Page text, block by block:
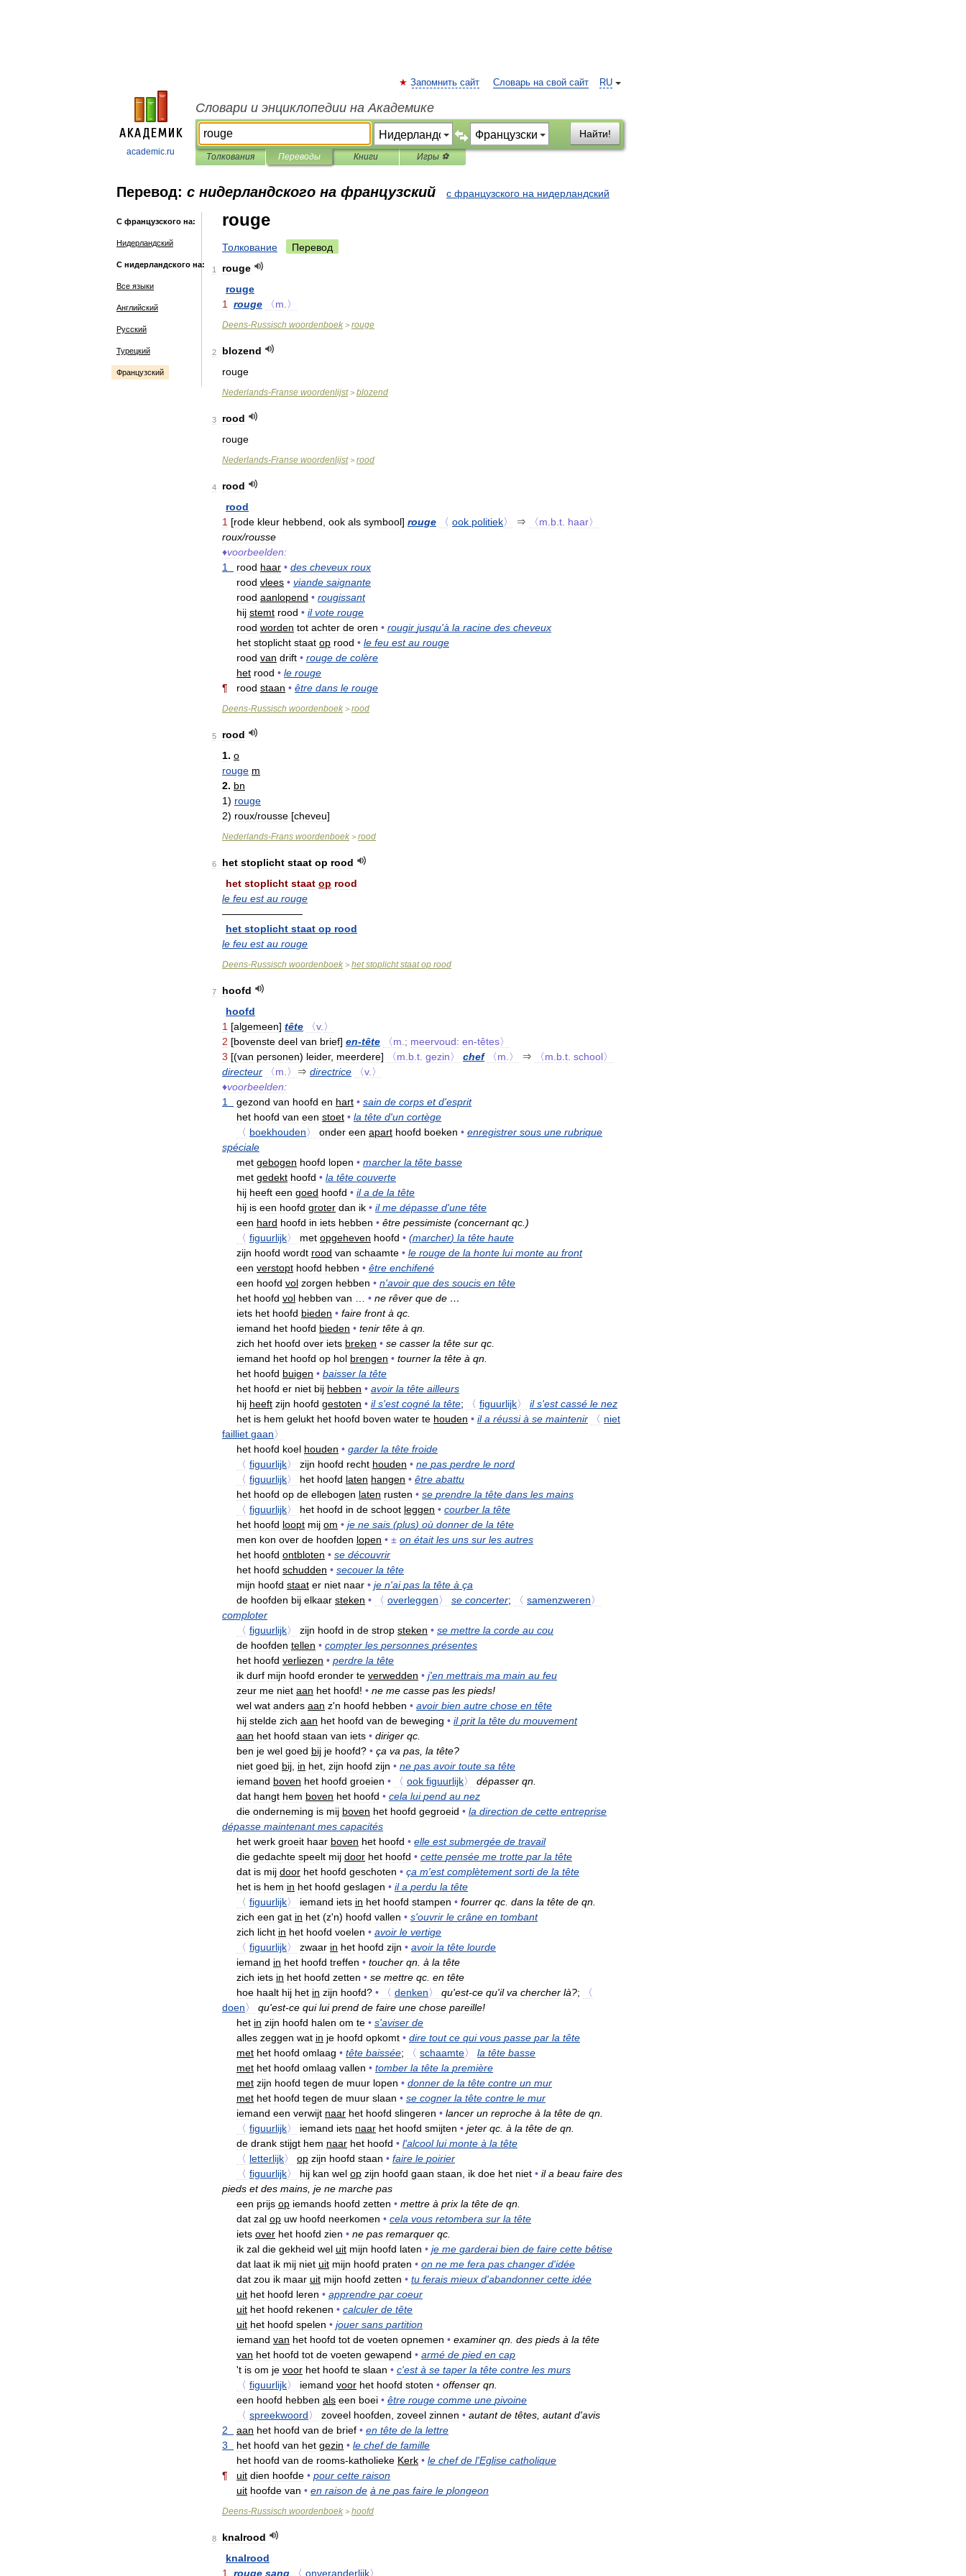
academic.ru
RU
Запомнить сайт Словарь на свой сайт
Словари и энциклопедии на Академике
Найти!
Толкования Переводы Книги Игры ⚽
Перевод: с нидерландского на французский с французского на нидерландский
С французского на:
Нидерландский
С нидерландского на:
Все языки
Английский
Русский
Турецкий
Французский
rouge
Толкование Перевод
1
rouge
rouge
1
rouge 〈m 〉
Deens-Russisch woordenboek > rouge
2
blozend
rouge
Nederlands-Franse woordenlijst> blozend
3
rood
rouge
Nederlands-Franse woordenlijst> rood
4
rood
rood
1 [rode kleur hebbend ook als symbool] rouge 〈 ook politiek〉 ⇒ 〈m b t haar〉
roux/rousse
♦voorbeelden:
1
rood haar • des cheveux roux
rood vlees • viande saignante
rood aanlopend • rougissant
hij stemt rood • il vote rouge
rood worden tot achter de oren • rougir jusqu'à la racine des cheveux
het stoplicht staat op rood • le feu est au rouge
rood van drift • rouge de colère
het rood • le rouge
¶ rood staan • être dans le rouge
Deens-Russisch woordenboek > rood
5
rood
1. o
rouge m
2. bn
1) rouge
2) roux/rousse [cheveu]
Nederlands-Frans woordenboek > rood
6 het stoplicht staat op rood
het stoplicht staat op rood
le feu est au rouge
————————
het stoplicht staat op rood
le feu est au rouge
Deens-Russisch woordenboek > het stoplicht staat op rood
7
hoofd
hoofd
1 [algemeen] tête 〈v. 〉
2 [bovenste deel van brief] en-tête 〈m .; meervoud: en-têtes〉
3 [(van personen) leider, meerdere] 〈m b t gezin〉 chef 〈m 〉 ⇒ 〈m b t school〉
directeur
〈m 〉 ⇒ directrice 〈v. 〉
♦voorbeelden:
1
gezond van hoofd en hart • sain de corps et d'esprit
het hoofd van een stoet • la tête d'un cortège
〈 boekhouden〉 onder een apart hoofd boeken • enregistrer sous une rubrique
spéciale
met gebogen hoofd lopen • marcher la tête basse
met gedekt hoofd • la tête couverte
hij heeft een goed hoofd • il a de la tête
hij is een hoofd groter dan ik • il me dépasse d'une tête
een hard hoofd in iets hebben • être pessimiste (concernant qc .)
〈 figuurlijk〉 met opgeheven hoofd • (marcher) la tête haute
zijn hoofd wordt rood van schaamte • le rouge de la honte lui monte au front
een verstopt hoofd hebben • être enchifené
een hoofd vol zorgen hebben • n'avoir que des soucis en tête
het hoofd vol hebben van • ne rêver que de …
iets het hoofd bieden • faire front à qc
iemand het hoofd bieden • tenir tête à qn
zich het hoofd over iets breken • se casser la tête sur qc
iemand het hoofd op hol brengen • tourner la tête à qn
het hoofd buigen • baisser la tête
het hoofd er niet bij hebben • avoir la tête ailleurs
hij heeft zijn hoofd gestoten • il s'est cogné la tête; 〈 figuurlijk〉 il s'est cassé le nez
het is hem gelukt het hoofd boven water te houden • il a réussi à se maintenir 〈 niet
failliet gaan〉
het hoofd koel houden • garder la tête froide
〈 figuurlijk〉 zijn hoofd recht houden • ne pas perdre le nord
〈 figuurlijk〉 het hoofd laten hangen • être abattu
het hoofd op de ellebogen laten rusten • se prendre la tête dans les mains
〈 figuurlijk〉 het hoofd in de schoot leggen • courber la tête
het hoofd loopt mij om • je ne sais (plus) où donner de la tête
men kon over de hoofden lopen • ± on était les uns sur les autres
het hoofd ontbloten • se découvrir
het hoofd schudden • secouer la tête
mijn hoofd staat er niet naar • je n'ai pas la tête à ça
de hoofden bij elkaar steken • 〈 overleggen〉 se concerter; 〈 samenzweren〉
comploter
〈 figuurlijk〉 zijn hoofd in de strop steken • se mettre la corde au cou
de hoofden tellen • compter les personnes présentes
het hoofd verliezen • perdre la tête
ik durf mijn hoofd eronder te verwedden • j'en mettrais ma main au feu
zeur me niet aan het hoofd! • ne me casse pas les pieds!
wel wat anders aan z'n hoofd hebben • avoir bien autre chose en tête
hij stelde zich aan het hoofd van de beweging • il prit la tête du mouvement
aan het hoofd staan van iets • diriger qc
ben je wel goed bij je hoofd? • ça va pas la tête?
niet goed bij in het zijn hoofd zijn • ne pas avoir toute sa tête
iemand boven het hoofd groeien • 〈 ook figuurlijk〉 dépasser qn
dat hangt hem boven het hoofd • cela lui pend au nez
die onderneming is mij boven het hoofd gegroeid • la direction de cette entreprise
dépasse maintenant mes capacités
het werk groeit haar boven het hoofd • elle est submergée de travail
die gedachte speelt mij door het hoofd • cette pensée me trotte par la tête
dat is mij door het hoofd geschoten • ça m'est complètement sorti de la tête
het is hem in het hoofd geslagen • il a perdu la tête
〈 figuurlijk〉 iemand iets in het hoofd stampen • fourrer qc dans la tête de qn
zich een gat in het (z'n) hoofd vallen • s'ouvrir le crâne en tombant
zich licht in het hoofd voelen • avoir le vertige
〈 figuurlijk〉 zwaar in het hoofd zijn • avoir la tête lourde
iemand in het hoofd treffen • toucher qn à la tête
zich iets in het hoofd zetten • se mettre qc en tête
hoe haalt hij het in zijn hoofd? • 〈 denken〉 qu'est-ce qu'il va chercher là?;
〈
doen〉 qu'est-ce qui lui prend de faire une chose pareille!
het in zijn hoofd halen om te • s'aviser de
alles zeggen wat in je hoofd opkomt • dire tout ce qui vous passe par la tête
met het hoofd omlaag • tête baissée; 〈 schaamte〉 la tête basse
met het hoofd omlaag vallen • tomber la tête la première
met zijn hoofd tegen de muur lopen • donner de la tête contre un mur
met het hoofd tegen de muur slaan • se cogner la tête contre le mur
iemand een verwijt naar het hoofd slingeren • lancer un reproche à la tête de qn
〈 figuurlijk〉 iemand iets naar het hoofd smijten • jeter qc à la tête de qn
de drank stijgt hem naar het hoofd • l'alcool lui monte à la tête
〈 letterlijk〉 op zijn hoofd staan • faire le poirier
〈 figuurlijk〉 hij kan wel op zijn hoofd gaan staan ik doe het niet • il a beau faire des
pieds et des mains je ne marche pas
een prijs op iemands hoofd zetten • mettre à prix la tête de qn
dat zal op uw hoofd neerkomen • cela vous retombera sur la tête
iets over het hoofd zien • ne pas remarquer qc
ik zal die gekheid wel uit mijn hoofd laten • je me garderai bien de faire cette bêtise
dat laat ik mij niet uit mijn hoofd praten • on ne me fera pas changer d'idée
dat zou ik maar uit mijn hoofd zetten • tu ferais mieux d'abandonner cette idée
uit het hoofd leren • apprendre par coeur
uit het hoofd rekenen • calculer de tête
uit het hoofd spelen • jouer sans partition
iemand van het hoofd tot de voeten opnemen • examiner qn des pieds à la tête
van het hoofd tot de voeten gewapend • armé de pied en cap
't is om je voor het hoofd te slaan • c'est à se taper la tête contre les murs
〈 figuurlijk〉 iemand voor het hoofd stoten • offenser qn
een hoofd hebben als een boei • être rouge comme une pivoine
〈 spreekwoord〉 zoveel hoofden zoveel zinnen • autant de têtes autant d'avis
2
aan het hoofd van de brief • en tête de la lettre
3
het hoofd van het gezin • le chef de famille
het hoofd van de rooms-katholieke Kerk • le chef de l'Eglise catholique
¶ uit dien hoofde • pour cette raison
uit hoofde van • en raison de à ne pas faire le plongeon
Deens-Russisch woordenboek > hoofd
8
knalrood
knalrood
1
rouge sang 〈 onveranderlijk〉